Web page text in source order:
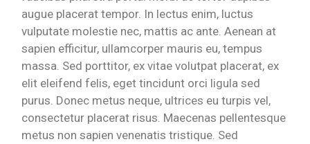
augue placerat tempor. In lectus enim, luctus
vulputate molestie nec, mattis ac ante. Aenean at
sapien efficitur, ullamcorper mauris eu, tempus
massa. Sed porttitor, ex vitae volutpat placerat, ex
elit eleifend felis, eget tincidunt orci ligula sed
purus. Donec metus neque, ultrices eu turpis vel,
consectetur placerat risus. Maecenas pellentesque
metus non sapien venenatis tristique. Sed